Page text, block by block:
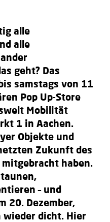
alle
alle
geht? Das
samstags von 11
Pop Up-Store
Mobilität
1 in Aachen.
Objekte und
Zukunft des
haben.
– und
20. Dezember,
wieder dicht. Hier